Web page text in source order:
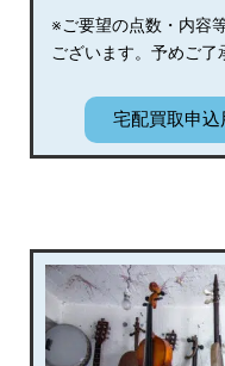
※ご要望の点数・内容
ございます。予めご了
宅配買取申